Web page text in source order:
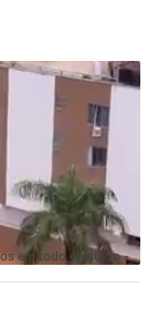
em todo o estado -